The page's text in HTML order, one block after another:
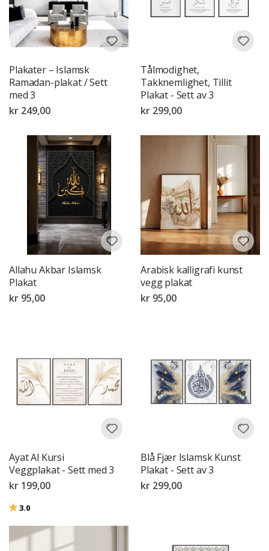
Plakater – Islamsk
Ramadan-plakat / Sett
med 3
kr 249,00
Tålmodighet,
Takknemlighet, Tillit
Plakat - Sett av 3
kr 299,00
Allahu Akbar Islamsk
Plakat
kr 95,00
Arabisk kalligrafi kunst
vegg plakat
kr 95,00
Ayat Al Kursi
Veggplakat - Sett med 3
kr 199,00
Karakter:
3.0
Blå Fjær Islamsk Kunst
Plakat - Sett av 3
kr 299,00